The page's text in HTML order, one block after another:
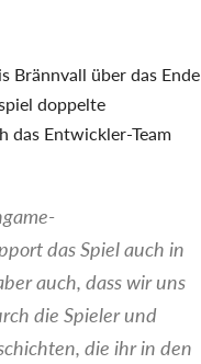
Brännvall über das Ende
doppelte
das Entwickler-Team
das Spiel auch in
auch, dass wir uns
die Spieler und
die ihr in den